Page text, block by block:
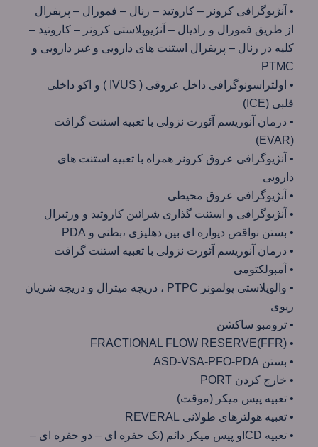
• آنژیوگرافی کرونر – کاروتید – رنال – فمورال – پریفرال
از طریق فمورال و رادیال – آنژیوپلاستی کرونر – کاروتید –
كليه در رنال – پريفرال استنت های دارویی و غیر دارویی و
PTMC
• اولتراسونوگرافی داخل عروقی ( IVUS ) و اکو داخلی
قلبی (ICE)
• درمان آنوریسم آئورت نزولی با تعبیه استنت گرافت
(EVAR)
• آنژيوگرافی عروق كرونر همراه با تعبيه استنت های
دارويی
• آنژيوگرافی عروق محيطی
• آنژيوگرافی و استنت گذاری شرائين كاروتيد و ورتبرال
• بستن نواقص ديواره ای بين دهليزی ،‌بطنی و PDA
• درمان آنوريسم آئورت نزولی با تعبيه استنت گرافت
• آمبولکتومی
• والوپلاستی پولمونر PTPC ، دريچه ميترال و دريچه شريان
ريوی
• ترومبو ساکشن
• FRACTIONAL FLOW RESERVE(FFR)
• بستن ASD-VSA-PFO-PDA
• خارج کردن PORT
• تعبیه پیس میکر (موقت)
• تعبیه هولترهای طولانی REVERAL
• تعبیه ICDو پیس میکر دائم (تک حفره ای – دو حفره ای –